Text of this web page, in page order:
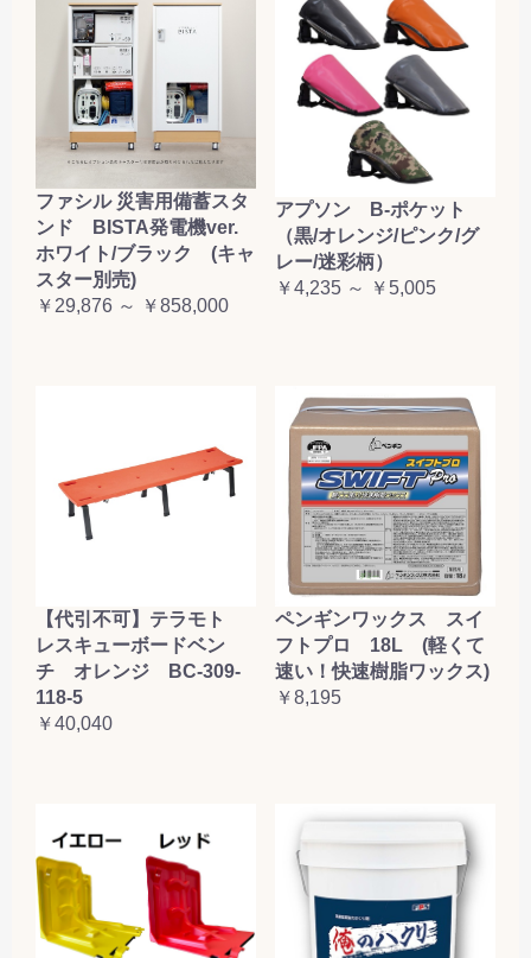
お買い物を続ける カートへ進む
ファシル 災害用備蓄スタ
ンド BISTA発電機ver.
ホワイト/ブラック (キャ
スター別売)
￥29,876 ～ ￥858,000
アプソン B-ポケット
（黒/オレンジ/ピンク/グ
レー/迷彩柄）
￥4,235 ～ ￥5,005
【代引不可】テラモト
レスキューボードベン
チ オレンジ BC-309-
118-5
￥40,040
ペンギンワックス スイ
フトプロ 18L (軽くて
速い！快速樹脂ワックス)
￥8,195